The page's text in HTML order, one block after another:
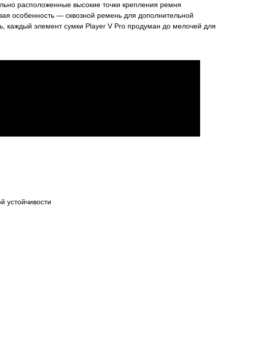
расположенные высокие точки крепления ремня
особенность — сквозной ремень для дополнительной
каждый элемент сумки Player V Pro продуман до мелочей для
устойчивости